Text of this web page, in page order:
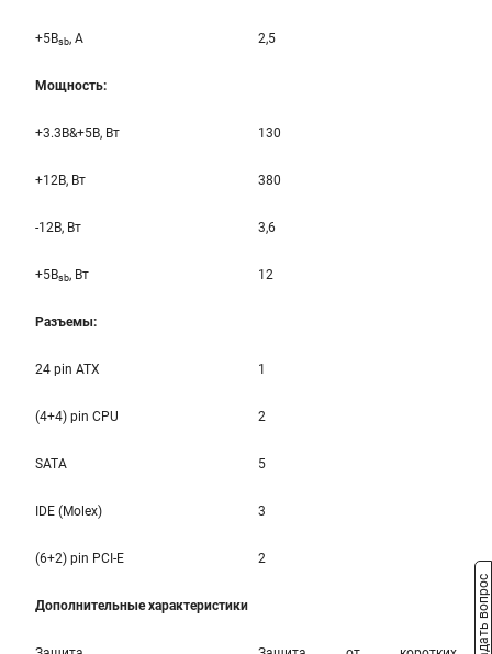
+5Bsb, A 2,5
Мощность:
+3.3B&+5B, Вт 130
+12B, Вт 380
-12B, Вт 3,6
+5Bsb, Вт 12
Разъемы:
24 pin ATX 1
(4+4) pin CPU 2
SATA 5
IDE (Molex) 3
(6+2) pin PCI-E 2
Дополнительные характеристики Задать вопрос